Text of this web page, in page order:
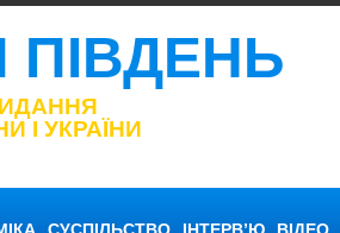
ПІВДЕНЬ
І УКРАЇНИ
СУСПІЛЬСТВО ІНТЕРВ’Ю ВІДЕО